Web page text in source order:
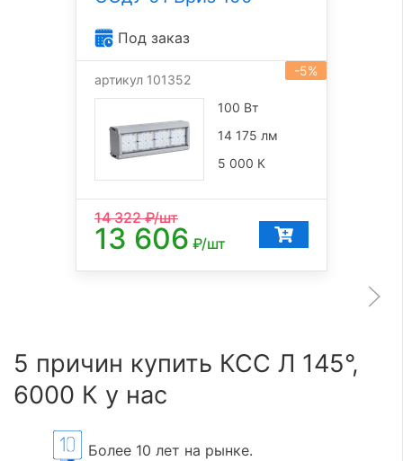
Под заказ
-5%
артикул 101352
100 Вт
14 175 лм
5 000 К
14 322₽/шт
13 606 ₽/шт
5 причин купить КСС Л 145°,
6000 К у нас
Более 10 лет на рынке.